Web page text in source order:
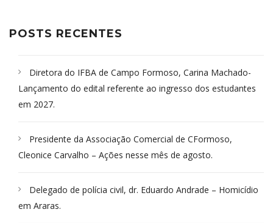
POSTS RECENTES
Diretora do IFBA de Campo Formoso, Carina Machado-
Lançamento do edital referente ao ingresso dos estudantes
em 2027.
Presidente da Associação Comercial de CFormoso,
Cleonice Carvalho – Ações nesse mês de agosto.
Delegado de polícia civil, dr. Eduardo Andrade – Homicídio
em Araras.